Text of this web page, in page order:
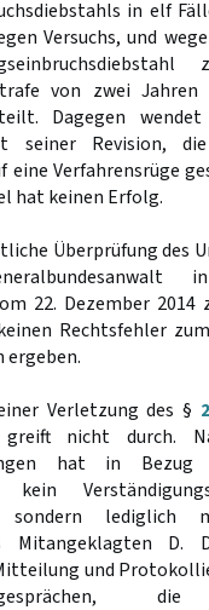
in elf
Versuchs, und
von zwei
Dagegen
seiner Revision,
eine Verfahrensrüge
hat keinen Erfolg.
Überprüfung des
22. Dezember 2014
Rechtsfehler
ergeben.
Verletzung des §
nicht durch.
hat in
kein
sondern lediglich
Mitangeklagten D.
und